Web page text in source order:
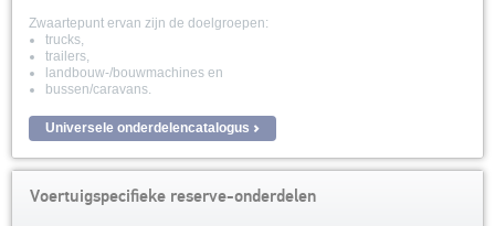
Zwaartepunt ervan zijn de doelgroepen:
trucks,
trailers,
landbouw-/bouwmachines en
bussen/caravans.
Universele onderdelencatalogus
Voertuigspecifieke reserve-onderdelen